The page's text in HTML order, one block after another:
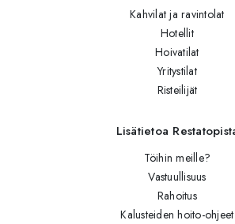
Kahvilat ja ravintolat
Hotellit
Hoivatilat
Yritystilat
Risteilijät
Lisätietoa
Töihin meille?
Vastuullisuus
Rahoitus
Kalusteiden hoito-ohjeet